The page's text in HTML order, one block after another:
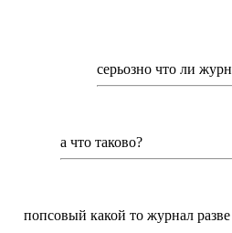
cерьозно что ли
а что таково?
попсовый какой то журнал